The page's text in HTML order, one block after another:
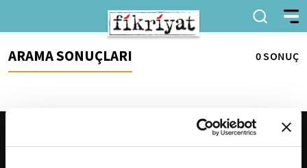
ARAMA SONUÇLARI 0 SONUÇ